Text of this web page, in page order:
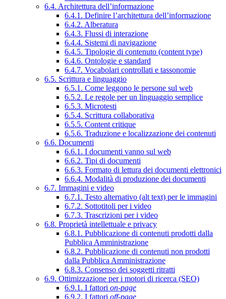
6.4. Architettura dell’informazione
6.4.1. Definire l’architettura dell’informazione
6.4.2. Alberatura
6.4.3. Flussi di interazione
6.4.4. Sistemi di navigazione
6.4.5. Tipologie di contenuto (content type)
6.4.6. Ontologie e standard
6.4.7. Vocabolari controllati e tassonomie
6.5. Scrittura e linguaggio
6.5.1. Come leggono le persone sul web
6.5.2. Le regole per un linguaggio semplice
6.5.3. Microtesti
6.5.4. Scrittura collaborativa
6.5.5. Content critique
6.5.6. Traduzione e localizzazione dei contenuti
6.6. Documenti
6.6.1. I documenti vanno sul web
6.6.2. Tipi di documenti
6.6.3. Formato di lettura dei documenti elettronici
6.6.4. Modalità di produzione dei documenti
6.7. Immagini e video
6.7.1. Testo alternativo (alt text) per le immagini
6.7.2. Sottotitoli per i video
6.7.3. Trascrizioni per i video
6.8. Proprietà intellettuale e privacy
6.8.1. Pubblicazione di contenuti prodotti dalla
Pubblica Amministrazione
6.8.2. Pubblicazione di contenuti non prodotti
dalla Pubblica Amministrazione
6.8.3. Consenso dei soggetti ritratti
6.9. Ottimizzazione per i motori di ricerca (SEO)
6.9.1. I fattori on-page
6.9.2. I fattori off-page